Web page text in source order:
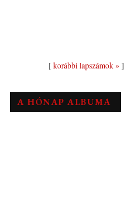
[korábbi lapszámok » ]
A HÓNAP ALBUMA